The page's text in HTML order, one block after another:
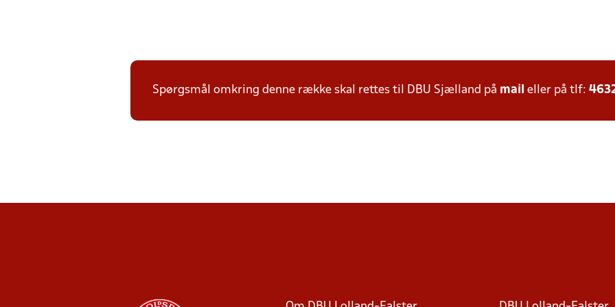
Spørgsmål omkring denne række skal rettes til DBU Sjælland på mail eller på tlf: